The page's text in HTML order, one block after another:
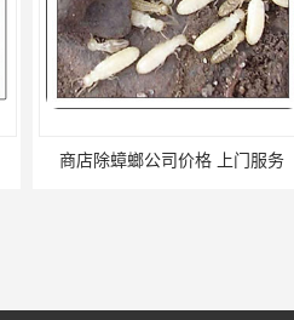
昆明学校除蟑螂公司价格 经验丰富